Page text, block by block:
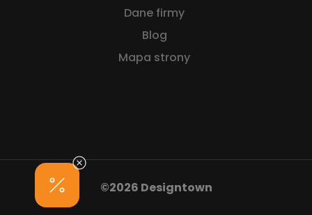
Dane firmy
Blog
Mapa strony
©2026 Designtown